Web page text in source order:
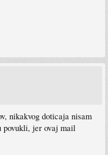
nikakvog doticaja nisam
povukli, jer ovaj mail